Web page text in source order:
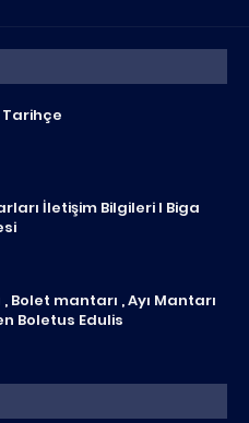
Tarihçe
İletişim Bilgileri I Biga
Bolet mantarı , Ayı Mantarı
Boletus Edulis